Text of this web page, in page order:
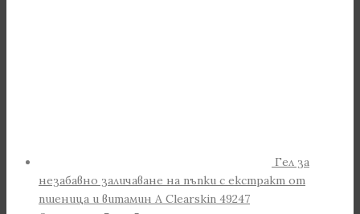
Гел за
незабавно заличаване на пъпки с екстракт от
пшеница и витамин А Clearskin 49247